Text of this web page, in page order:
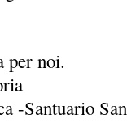
per noi.
-Santuario